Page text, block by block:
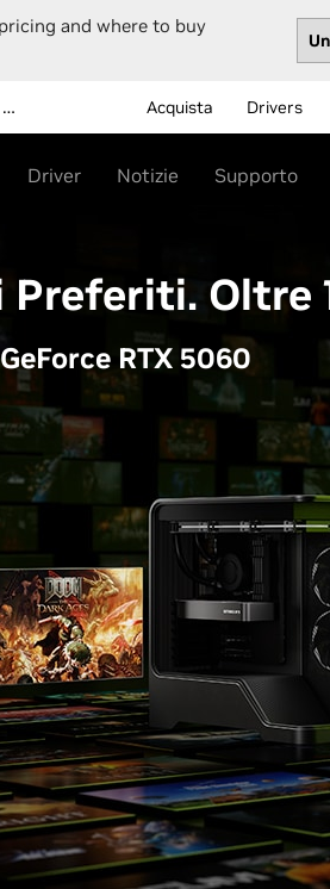
and where to buy
… Acquista Drivers
Driver Notizie Supporto
Preferiti. Oltre
GeForce RTX 5060